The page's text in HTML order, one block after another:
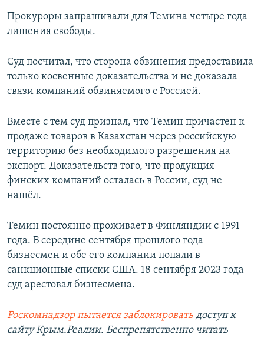
Прокуроры запрашивали для Темина четыре года
лишения свободы.
Суд посчитал, что сторона обвинения предоставила
только косвенные доказательства и не доказала
связи компаний обвиняемого с Россией.
Вместе с тем суд признал, что Темин причастен к
продаже товаров в Казахстан через российскую
территорию без необходимого разрешения на
экспорт. Доказательств того, что продукция
финских компаний осталась в России, суд не
нашёл.
Темин постоянно проживает в Финляндии с 1991
года. В середине сентября прошлого года
бизнесмен и обе его компании попали в
санкционные списки США. 18 сентября 2023 года
суд арестовал бизнесмена.
Роскомнадзор пытается заблокировать доступ к
сайту Крым.Реалии. Беспрепятственно читать